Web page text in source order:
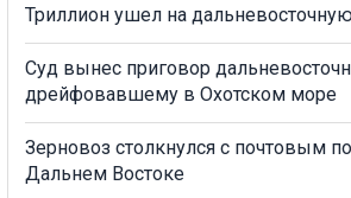
Триллион ушел на
Суд вынес приговор
дрейфовавшему в Охотском море
Зерновоз столкнулся с почтовым
Дальнем Востоке